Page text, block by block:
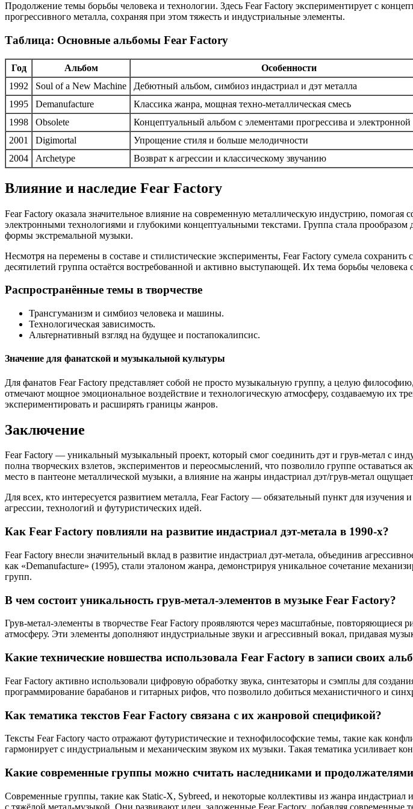
Продолжение темы борьбы человека и технологии. Здесь Fear Factory экспериментирует с
прогрессивного металла, сохраняя при этом тяжесть и индустриальные элементы.
Таблица: Основные альбомы Fear Factory
Год Альбом
Особенности
1992
Soul of a New Machine
Дебютный альбом, симбиоз индастриал и дэт металла
1995
Demanufacture
Классика жанра, мощная техно-металлическая смесь
1998
Obsolete
Концептуальный альбом с элементами прогрессива и
2001
Digimortal
Упрощение стиля и больше мелодичности
2004
Archetype Возврат к агрессии и классическому звучанию
Влияние и наследие Fear Factory
Fear Factory оказала значительное влияние на современную металлическую индустрию,
электронными технологиями и глубокими концептуальными текстами. Группа стала
формы экстремальной музыки.
Несмотря на перемены в составе и стилистические эксперименты, Fear Factory сумела
десятилетий группа остаётся востребованной и активно выступающей. Их тема борьбы
Распространённые темы в творчестве
Трансгуманизм и симбиоз человека и машины.
Технологическая зависимость.
Альтернативный взгляд на будущее и постапокалипсис.
Значение для фанатской и музыкальной культуры
Для фанатов Fear Factory представляет собой не просто музыкальную группу, а целую
отмечают мощное эмоциональное воздействие и технологическую атмосферу, создаваемую их
экспериментировать и расширять границы жанров.
Заключение
Fear Factory — уникальный музыкальный проект, который смог соединить дэт и грув-метал с
полна творческих взлетов, экспериментов и переосмыслений, что позволило группе оставаться
место в пантеоне металлической музыки, а влияние на жанры индастриал дэт/грув-метал
Для всех, кто интересуется развитием металла, Fear Factory — обязательный пункт для
агрессии, технологий и футуристических идей.
Как Fear Factory повлияли на развитие индастриал дэт-метала в 1990-х?
Fear Factory внесли значительный вклад в развитие индастриал дэт-метала, объединив
как «Demanufacture» (1995), стали эталоном жанра, демонстрируя уникальное сочетание
групп.
В чем состоит уникальность грув-метал-элементов в музыке Fear Factory?
Грув-метал-элементы в творчестве Fear Factory проявляются через масштабные,
атмосферу. Эти элементы дополняют индустриальные звуки и агрессивный вокал, придавая
Какие технические новшества использовала Fear Factory в записи своих
Fear Factory активно использовали цифровую обработку звука, синтезаторы и сэмплы для
программирование барабанов и гитарных рифов, что позволило добиться механистичного и
Как тематика текстов Fear Factory связана с их жанровой спецификой?
Тексты Fear Factory часто отражают футуристические и технофилософские темы, такие как
гармонирует с индустриальным и механическим звуком их музыки. Такая тематика усиливает
Какие современные группы можно считать наследниками и
Современные группы, такие как Static-X, Sybreed, и некоторые коллективы из жанра
с тяжёлой метал-музыкой. Они развивают идеи, заложенные Fear Factory, добавляя современные